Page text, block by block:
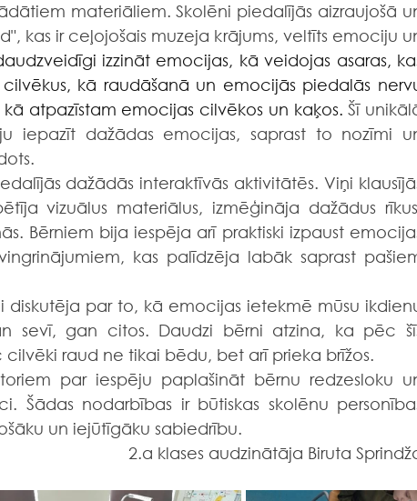
materiāliem. Skolēni piedalījās aizraujošā
kas ir ceļojošais muzeja krājums, veltīts emociju
izzināt emocijas, kā veidojas asaras,
kā raudāšanā un emocijās piedalās
kā atpazīstam emocijas cilvēkos un kaķos. Šī
iepazīt dažādas emocijas, saprast to nozīmi
vizuālus materiālus, izmēģināja dažādus
Bērniem bija iespēja arī praktiski izpaust
kas palīdzēja labāk saprast
sevī, gan citos. Daudzi bērni atzina, ka pēc
raud ne tikai bēdu, bet arī prieka brīžos.
par iespēju paplašināt bērnu redzesloku
Šādas nodarbības ir būtiskas skolēnu
un iejūtīgāku sabiedrību.
2.a klases audzinātāja Biruta